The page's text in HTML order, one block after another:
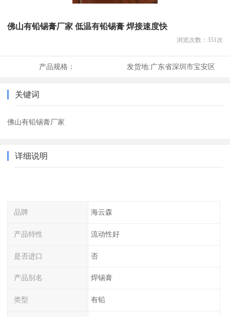
佛山有铅锡膏厂家 低温有铅锡膏 焊接速度快
浏览次数： 351次
产品规格： 发货地:广东省深圳市宝安区
关键词
佛山有铅锡膏厂家
详细说明
品牌 海云森
产品特性 流动性好
是否进口 否
产品别名 焊锡膏
类型 有铅